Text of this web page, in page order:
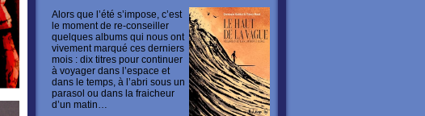
Alors que l’été s’impose, c’est
le moment de re-conseiller
quelques albums qui nous ont
vivement marqué ces derniers
mois : dix titres pour continuer
à voyager dans l’espace et
dans le temps, à l’abri sous un
parasol ou dans la fraicheur
d’un matin…